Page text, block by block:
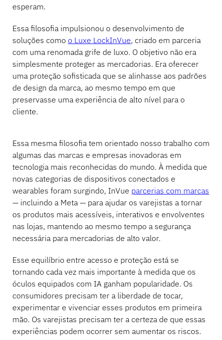
esperam.
Essa filosofia impulsionou o desenvolvimento de
soluções como o Luxe LockInVue, criado em parceria
com uma renomada grife de luxo. O objetivo não era
simplesmente proteger as mercadorias. Era oferecer
uma proteção sofisticada que se alinhasse aos padrões
de design da marca, ao mesmo tempo em que
preservasse uma experiência de alto nível para o
cliente.
Essa mesma filosofia tem orientado nosso trabalho com
algumas das marcas e empresas inovadoras em
tecnologia mais reconhecidas do mundo. À medida que
novas categorias de dispositivos conectados e
wearables foram surgindo, InVue parcerias com marcas
— incluindo a Meta — para ajudar os varejistas a tornar
os produtos mais acessíveis, interativos e envolventes
nas lojas, mantendo ao mesmo tempo a segurança
necessária para mercadorias de alto valor.
Esse equilíbrio entre acesso e proteção está se
tornando cada vez mais importante à medida que os
óculos equipados com IA ganham popularidade. Os
consumidores precisam ter a liberdade de tocar,
experimentar e vivenciar esses produtos em primeira
mão. Os varejistas precisam ter a certeza de que essas
experiências podem ocorrer sem aumentar os riscos.